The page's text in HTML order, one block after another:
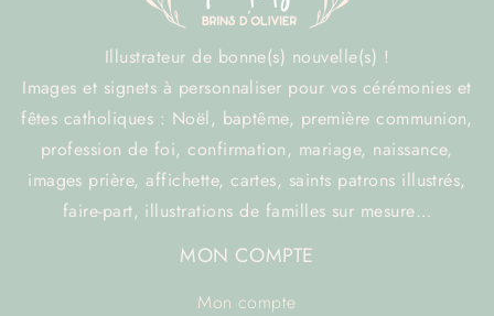
Illustrateur de bonne(s) nouvelle(s) !
Images et signets à personnaliser pour vos cérémonies et
fêtes catholiques : Noël, baptême, première communion,
profession de foi, confirmation, mariage, naissance,
images prière, affichette, cartes, saints patrons illustrés,
faire-part, illustrations de familles sur mesure…
MON COMPTE
Mon compte